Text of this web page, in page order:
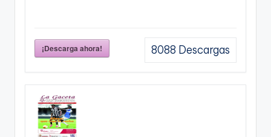
¡Descarga ahora! 8088 Descargas